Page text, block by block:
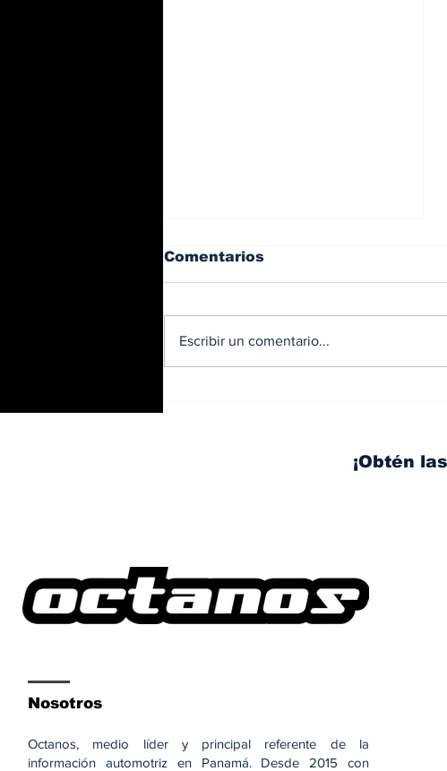
Comentarios
Escribir un comentario...
¡Obtén
Nosotros
Octanos, medio líder y principal referente de la
información automotriz en Panamá. Desde 2015 con